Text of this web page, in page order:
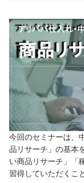
今回のセミナーは、
品リサーチ」の基本
い商品リサーチ」「
習得していただくこ